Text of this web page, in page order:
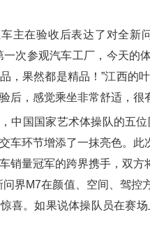
在验收后表达了对全新问
一次参观汽车工厂，今天的
，果然都是精品！”江西的
后，感觉乘坐非常舒适，很
国国家艺术体操队的五位
车环节增添了一抹亮色。
销量冠军的跨界携手，双
问界M7在颜值、空间、驾
喜。如果说体操队员在赛